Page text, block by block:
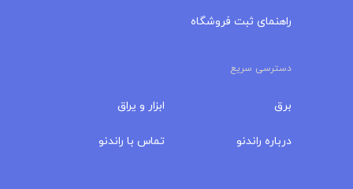
راهنمای ثبت فروشگاه
دسترسی سریع
برق
درباره‌ راندنو
ابزار و یراق
تماس با راندنو